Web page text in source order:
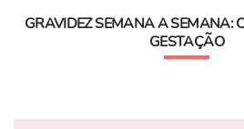
GRAVIDEZ SEMANA A SEMANA:
GESTAÇÃO